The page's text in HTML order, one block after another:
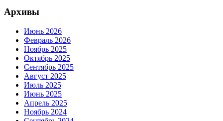
Архивы
Июнь 2026
Февраль 2026
Ноябрь 2025
Октябрь 2025
Сентябрь 2025
Август 2025
Июль 2025
Июнь 2025
Апрель 2025
Ноябрь 2024